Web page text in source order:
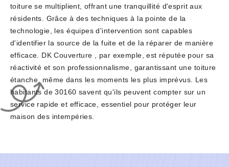
toiture se multiplient, offrant une tranquillité d'esprit aux
résidents. Grâce à des techniques à la pointe de la
technologie, les équipes d'intervention sont capables
d'identifier la source de la fuite et de la réparer de manière
efficace. DK Couverture , par exemple, est réputée pour sa
réactivité et son professionnalisme, garantissant une toiture
étanche, même dans les moments les plus imprévus. Les
habitants de 30160 savent qu'ils peuvent compter sur un
service rapide et efficace, essentiel pour protéger leur
maison des intempéries.